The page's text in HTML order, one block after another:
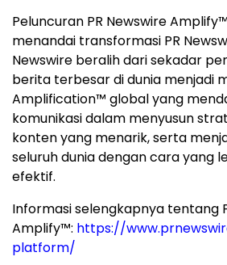
Peluncuran PR Newswire
menandai transformasi PR
Newswire beralih dari sekadar
berita terbesar di dunia menjadi
Amplification™ global yang
komunikasi dalam menyusun
konten yang menarik, serta
seluruh dunia dengan cara yang
efektif.
Informasi selengkapnya tentang
Amplify™: https://
platform/